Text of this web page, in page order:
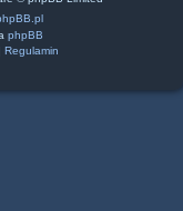
phpBB
Regulamin